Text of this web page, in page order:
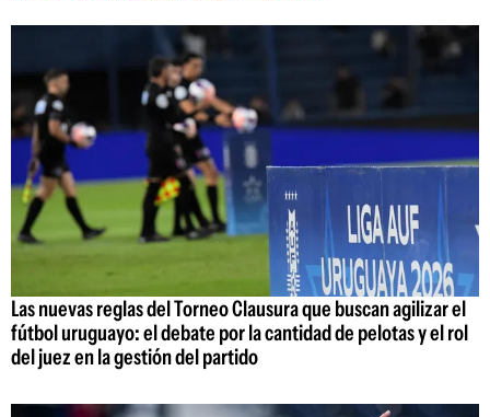
Las nuevas reglas del Torneo Clausura que buscan agilizar el
fútbol uruguayo: el debate por la cantidad de pelotas y el rol
del juez en la gestión del partido